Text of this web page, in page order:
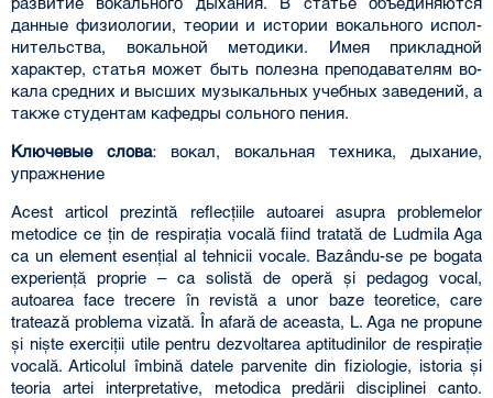
данные физиологии, теории и истории вокального испол­
нительства, вокальной методики. Имея прикладной
характер, статья может быть полезна преподавателям во­
кала средних и высших музыкальных учебных заведений, а
также студентам кафедры сольного пения.
Ключевые слова: вокал, вокальная техника, дыхание,
упражнение
Acest articol prezintă reflecţiile autoarei asupra problemelor
metodice ce ţin de respiraţia vocală fiind tratată de Ludmila Aga
ca un element esenţial al tehnicii vocale. Bazându-se pe bogata
experienţă proprie – ca solistă de operă şi pedagog vocal,
autoarea face trecere în revistă a unor baze teoretice, care
tratează problema vizată. În afară de aceasta, L. Aga ne propune
şi nişte exerciţii utile pentru dezvoltarea aptitudinilor de respiraţie
vocală. Articolul îmbină datele parvenite din fiziologie, istoria şi
teoria artei interpretative, metodica predării disciplinei canto.